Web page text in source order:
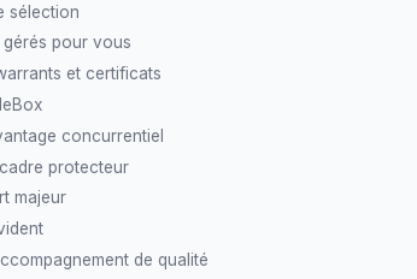
sélection
pour vous
et certificats
concurrentiel
protecteur
majeur
de qualité